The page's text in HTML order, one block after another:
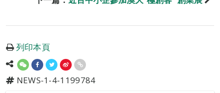
列印本頁
NEWS-1-4-1199784